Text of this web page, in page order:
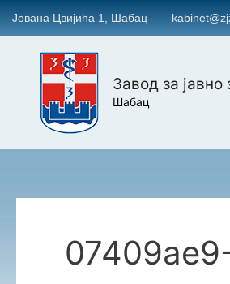
Јована Цвијића 1, Шабац
Завод за
Шабац